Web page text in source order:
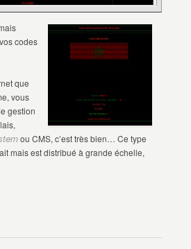
codes
que
vous
gestion
ou CMS, c’est très bien… Ce type
mais est distribué à grande échelle,